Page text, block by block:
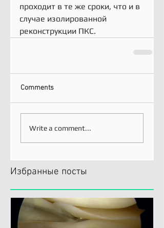
проходит в те же сроки, что и в
случае изолированной
реконструкции ПКС.
Comments
Write a comment...
Избранные посты